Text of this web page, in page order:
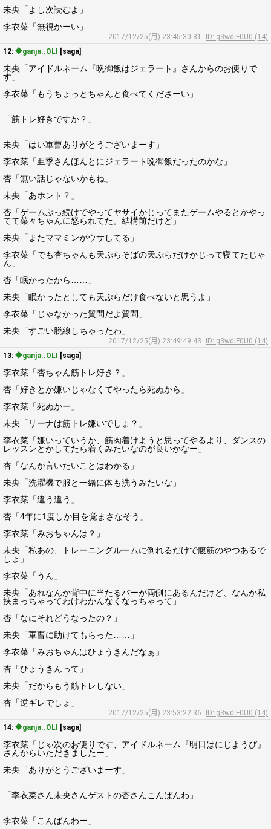
未央「よし次読むよ」
李衣菜「無視かーい」
2017/12/25(月) 23:45:30.81
ID: g3wdiF0U0 (14)
12: ◆ganja..OLI [saga]
未央「アイドルネーム『晩御飯はジェラート』さんからのお便りで
す」
李衣菜「もうちょっとちゃんと食べてくださーい」
「筋トレ好きですか？」
未央「はい軍曹ありがとうございまーす」
李衣菜「亜季さんほんとにジェラート晩御飯だったのかな」
杏「無い話じゃないかもね」
未央「あホント？」
杏「ゲームぶっ続けでやってヤサイかじってまたゲームやるとかやっ
てて菜々ちゃんに怒られてた。結構前だけど」
未央「またママミンがウサしてる」
李衣菜「でも杏ちゃんも天ぷらそばの天ぷらだけかじって寝てたじゃ
ん」
杏「眠かったから……」
未央「眠かったとしても天ぷらだけ食べないと思うよ」
李衣菜「じゃなかった質問だよ質問」
未央「すごい脱線しちゃったわ」
2017/12/25(月) 23:49:49.43
ID: g3wdiF0U0 (14)
13: ◆ganja..OLI [saga]
李衣菜「杏ちゃん筋トレ好き？」
杏「好きとか嫌いじゃなくてやったら死ぬから」
李衣菜「死ぬかー」
未央「リーナは筋トレ嫌いでしょ？」
李衣菜「嫌いっていうか、筋肉着けようと思ってやるより、ダンスの
レッスンとかしてたら着くみたいなのが良いかなー」
杏「なんか言いたいことはわかる」
未央「洗濯機で服と一緒に体も洗うみたいな」
李衣菜「違う違う」
杏「4年に1度しか目を覚まさなそう」
李衣菜「みおちゃんは？」
未央「私あの、トレーニングルームに倒れるだけで腹筋のやつあるで
しょ」
李衣菜「うん」
未央「あれなんか背中に当たるバーが両側にあるんだけど、なんか私
挟まっちゃってわけわかんなくなっちゃって」
杏「なにそれどうなったの？」
未央「軍曹に助けてもらった……」
李衣菜「みおちゃんはひょうきんだなぁ」
杏「ひょうきんって」
未央「だからもう筋トレしない」
杏「逆ギレでしょ」
2017/12/25(月) 23:53:22.36
ID: g3wdiF0U0 (14)
14: ◆ganja..OLI [saga]
李衣菜「じゃ次のお便りです、アイドルネーム『明日はにじようび』
さんからいただきましたー」
未央「ありがとうございまーす」
「李衣菜さん未央さんゲストの杏さんこんばんわ」
李衣菜「こんばんわー」